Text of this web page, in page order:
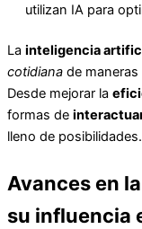
utilizan IA para
La inteligencia
cotidiana de
Desde mejorar la
formas de
lleno de posibilidades.
Avances en
su influencia